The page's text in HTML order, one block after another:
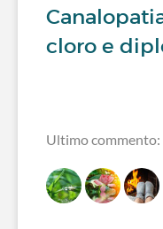
cloro e
Ultimo